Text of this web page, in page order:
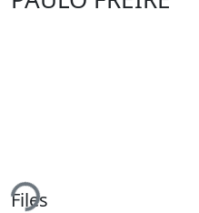
Loading...
Files